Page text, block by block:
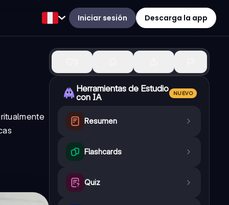
Iniciar sesión Descarga la app
Herramientas de Estudio
con IA
NUEVO
Resumen
Flashcards
Quiz